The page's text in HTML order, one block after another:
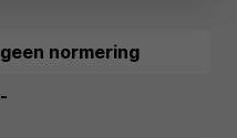
geen normering
-